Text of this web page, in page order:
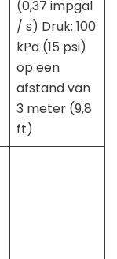
(0,37 impgal
/ s) Druk: 100
kPa (15 psi)
op ​​een
afstand van
3 meter (9,8
ft)